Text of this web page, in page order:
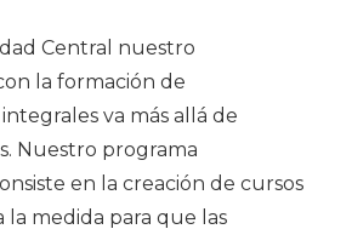
Central nuestro
la formación de
va más allá de
Nuestro programa
en la creación de cursos
la medida para que las